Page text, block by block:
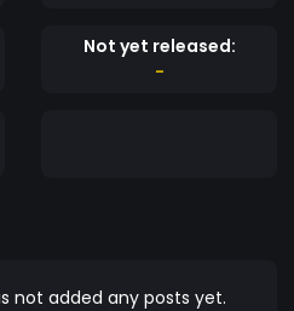
Not yet released:
-
not added any posts yet.